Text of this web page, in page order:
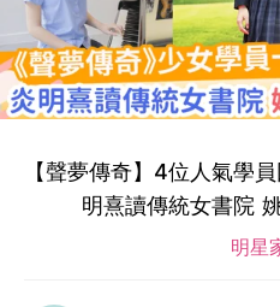
【聲夢傳奇】4位人氣學
明熹讀傳統女書院
明星